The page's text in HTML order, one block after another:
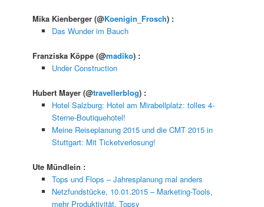
Mika Kienberger(@Koenigin_Frosch) :
Das Wunder im Bauch
Franziska Köppe(@madiko) :
Under Construction
Hubert Mayer(@travellerblog) :
Hotel Salzburg: Hotel am Mirabellplatz: tolles 4-
Sterne-Boutiquehotel!
Meine Reiseplanung 2015 und die CMT 2015 in
Stuttgart: Mit Ticketverlosung!
Ute Mündlein :
Tops und Flops – Jahresplanung mal anders
Netzfundstücke, 10.01.2015 – Marketing-Tools,
mehr Produktivität, Topsy